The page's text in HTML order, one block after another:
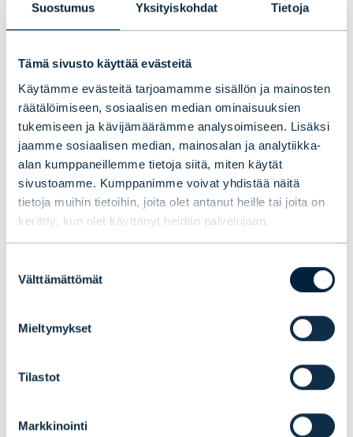
Suostumus Yksityiskohdat Tietoja
Tämä sivusto käyttää evästeitä
Käytämme evästeitä tarjoamamme sisällön ja mainosten
räätälöimiseen, sosiaalisen median ominaisuuksien
tukemiseen ja kävijämäärämme analysoimiseen. Lisäksi
jaamme sosiaalisen median, mainosalan ja analytiikka-
alan kumppaneillemme tietoja siitä, miten käytät
sivustoamme. Kumppanimme voivat yhdistää näitä
tietoja muihin tietoihin, joita olet antanut heille tai joita on
kerätty, kun olet käyttänyt heidän palvelujaan.
valinta
Välttämättömät
Mieltymykset
Tilastot
Markkinointi
tuotot saattavat olla parhaita koskaan ja että
keskiarvotuottoja. Tämä voi tehdä
tulevaisuuden ennustamisesta osaltaan
myös helpompaa. Toisaalta epävarmuus tulee
jatkumaan geopoliittisten myllerrysten,
kasvavan protektionismin ja polarisaation
vauhdittamien levottomuuksien takia.
Suhtaudun Evlin tulevaisuuteen kuitenkin
luottavaisin mielin. Yhdistimme EAB Group
Oyj:n menestyksekkäästi liiketoimintaamme,
meillä on vakaa, eteenpäin katsova tarjooma
ja olemme hyvässä asemassa auttaaksemme
asiakkaitamme navigoimaan epävarmassa
tulevaisuudessa.
Lue lisää Evlin vuodesta 2022 ja Maunu
Evlin vuosikertomuksesta 2022